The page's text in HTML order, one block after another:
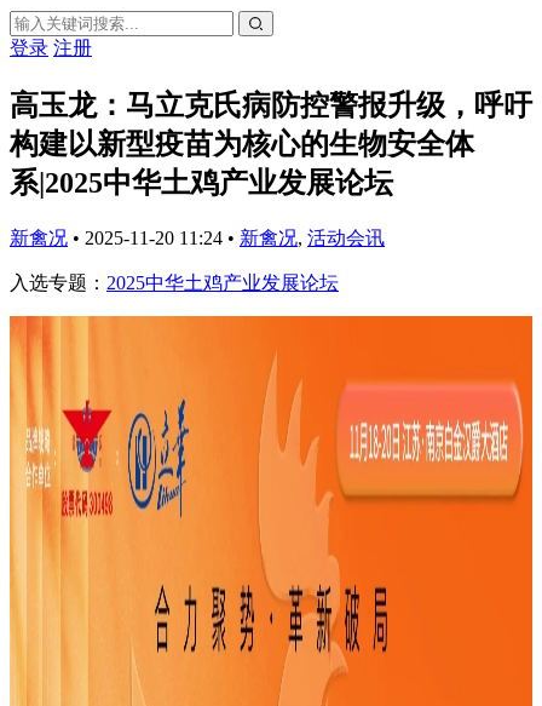
登录 注册
高玉龙：马立克氏病防控警报升级，呼吁
构建以新型疫苗为核心的生物安全体
系|2025中华土鸡产业发展论坛
新禽况 • 2025-11-20 11:24 • 新禽况, 活动会讯
入选专题： 2025中华土鸡产业发展论坛